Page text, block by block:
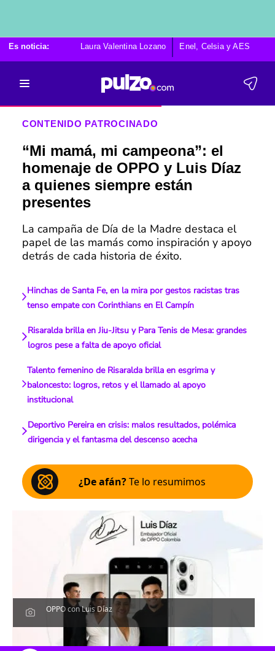
Es noticia: Laura Valentina Lozano Enel, Celsia y AES
CONTENIDO PATROCINADO
“Mi mamá, mi campeona”: el
homenaje de OPPO y Luis Díaz
a quienes siempre están
presentes
La campaña de Día de la Madre destaca el
papel de las mamás como inspiración y apoyo
detrás de cada historia de éxito.
Hinchas de Santa Fe, en la mira por gestos racistas tras
tenso empate con Corinthians en El Campín
Risaralda brilla en Jiu-Jitsu y Para Tenis de Mesa: grandes
logros pese a falta de apoyo oficial
Talento femenino de Risaralda brilla en esgrima y
baloncesto: logros, retos y el llamado al apoyo
institucional
Deportivo Pereira en crisis: malos resultados, polémica
dirigencia y el fantasma del descenso acecha
¿De afán?Te lo resumimos
OPPO con Luis Díaz
Escucha el artículo